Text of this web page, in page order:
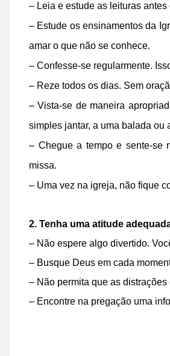
– Leia e estude as leituras
– Estude os ensinamentos da
amar o que não se conhece.
– Confesse-se regularmente.
– Reze todos os dias. Sem
– Vista-se de maneira
simples jantar, a uma balada ou
– Chegue a tempo e sente-se
missa.
– Uma vez na igreja, não fique
2. Tenha uma atitude
– Não espere algo divertido.
– Busque Deus em cada
– Não permita que as
– Encontre na pregação uma